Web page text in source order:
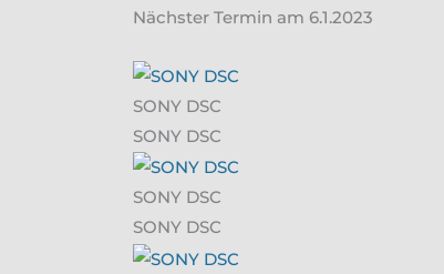
Nächster Termin am 6.1.2023
SONY DSC
SONY DSC
SONY DSC
SONY DSC